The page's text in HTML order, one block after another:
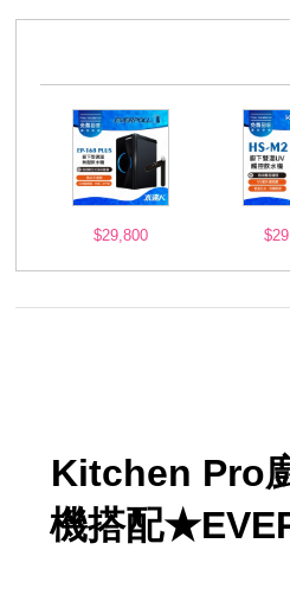
$29,800
Kitchen Pro
機搭配